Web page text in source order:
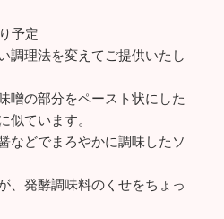
予定
調理法を変えてご提供いたし
噌の部分をペースト状にした
似ています。
などでまろやかに調味したソ
、発酵調味料のくせをちょっ